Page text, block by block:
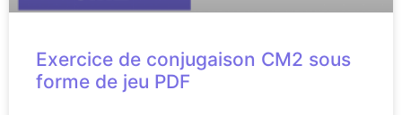
Exercice de conjugaison CM2 sous
forme de jeu PDF